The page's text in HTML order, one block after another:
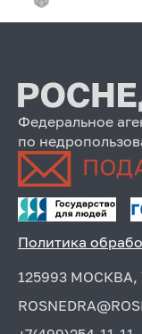
Федеральное
по
Политика
125993